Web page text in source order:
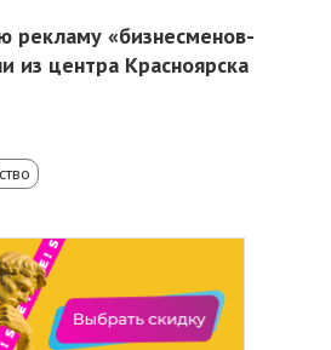
рекламу «бизнесменов-
из центра Красноярска